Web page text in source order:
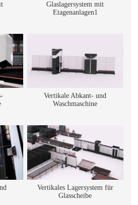
Glaslagersystem mit
Etagenanlagen1
Vertikale Abkant- und
Waschmaschine
Vertikales Lagersystem für
Glasscheibe